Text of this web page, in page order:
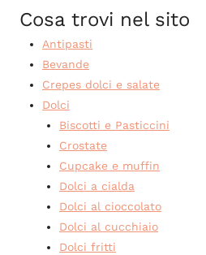
Cosa trovi nel sito
Antipasti
Bevande
Crepes dolci e salate
Dolci
Biscotti e Pasticcini
Crostate
Cupcake e muffin
Dolci a cialda
Dolci al cioccolato
Dolci al cucchiaio
Dolci fritti